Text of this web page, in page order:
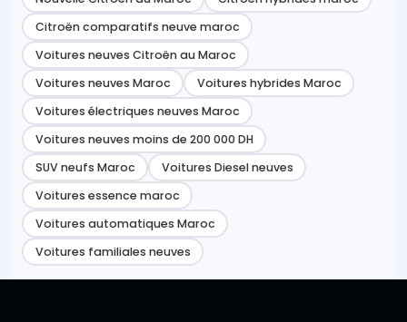
Citroën comparatifs neuve maroc
Voitures neuves Citroën au Maroc
Voitures neuves Maroc
Voitures hybrides Maroc
Voitures électriques neuves Maroc
Voitures neuves moins de 200 000 DH
SUV neufs Maroc
Voitures Diesel neuves
Voitures essence maroc
Voitures automatiques Maroc
Voitures familiales neuves